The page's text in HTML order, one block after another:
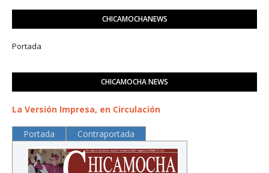
CHICAMOCHANEWS
Portada
CHICAMOCHA NEWS
La Versión Impresa, en Circulación
Portada Contraportada